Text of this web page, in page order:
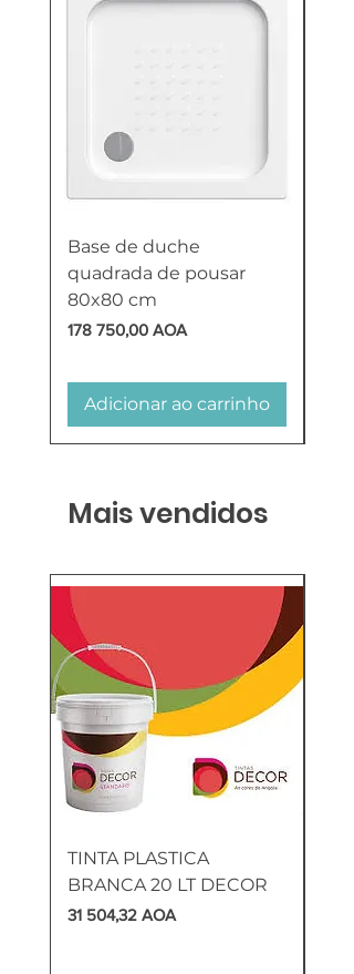
Base de duche
quadrada de pousar
80x80 cm
Preço
178 750,00 AOA
Adicionar ao carrinho
Mais vendidos
TINTA PLASTICA
BRANCA 20 LT DECOR
Preço
31 504,32 AOA